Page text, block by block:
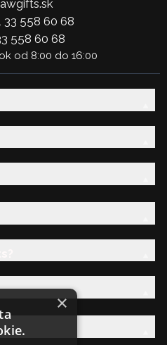
33 558 60 68
558 60 68
od 8:00 do 16:00
×